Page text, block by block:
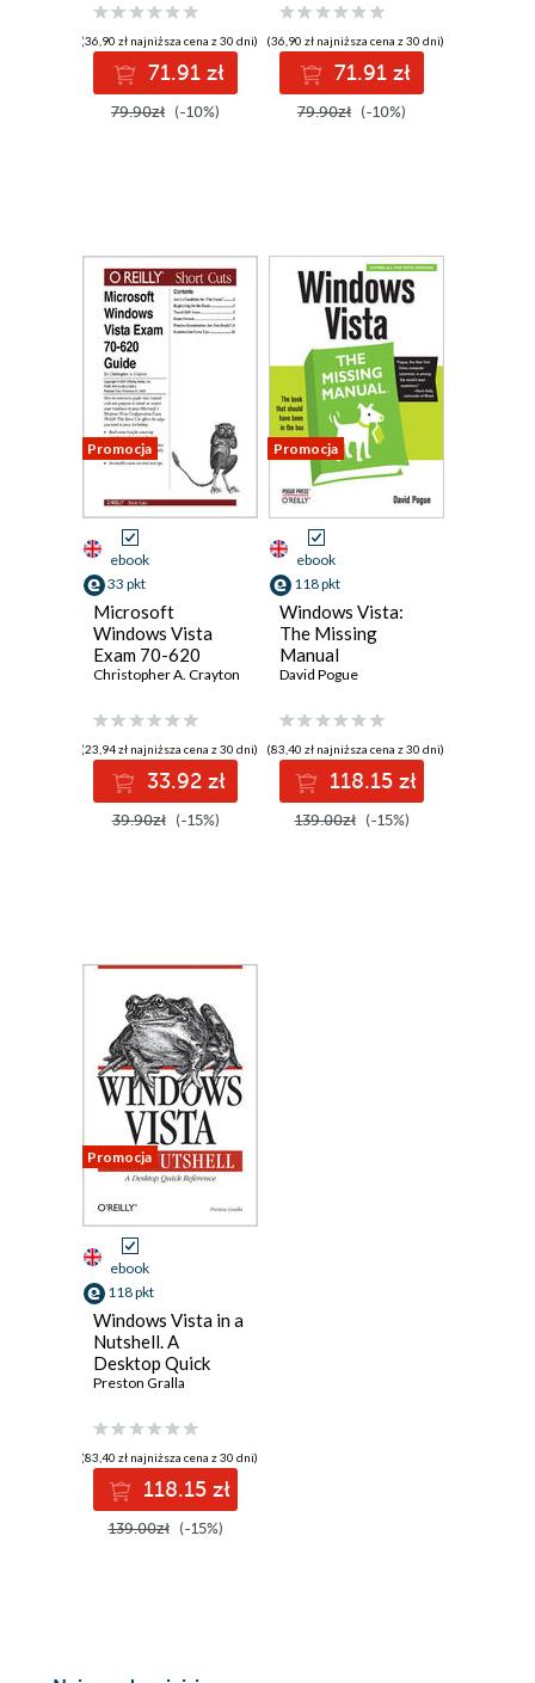
(36,90 zł najniższa cena z 30 dni)
71.91 zł
79.90zł (-10%)
(36,90 zł najniższa cena z 30 dni)
71.91 zł
79.90zł (-10%)
Promocja
ebook
33 pkt
Microsoft
Windows Vista
Exam 70-620
Guide
Christopher A. Crayton
(23,94 zł najniższa cena z 30 dni)
33.92 zł
39.90zł (-15%)
Promocja
ebook
118 pkt
Windows Vista:
The Missing
Manual
David Pogue
(83,40 zł najniższa cena z 30 dni)
118.15 zł
139.00zł (-15%)
Promocja
ebook
118 pkt
Windows Vista in a
Nutshell. A
Desktop Quick
Reference
Preston Gralla
(83,40 zł najniższa cena z 30 dni)
118.15 zł
139.00zł (-15%)